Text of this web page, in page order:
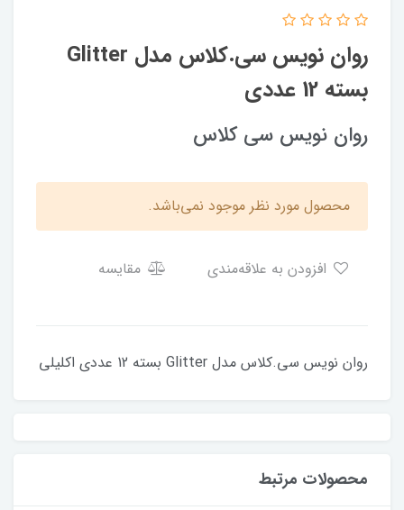
روان نویس سی.کلاس مدل Glitter
بسته 12 عددی
روان نویس سی کلاس
محصول مورد نظر موجود نمی‌باشد.
مقایسه
روان نویس سی.کلاس مدل Glitter بسته 12 عددی اکلیلی
محصولات مرتبط